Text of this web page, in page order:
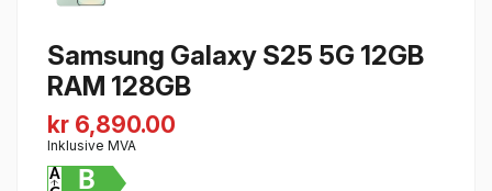
Samsung Galaxy S25 5G 12GB
RAM 128GB
kr 6,890.00
Inklusive MVA
B